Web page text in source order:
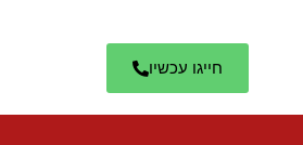
חייגו עכשיו